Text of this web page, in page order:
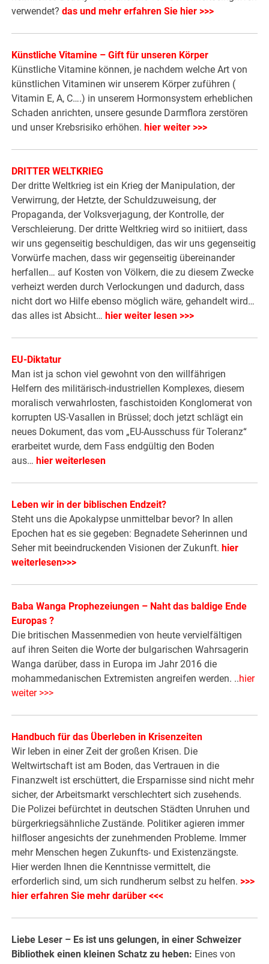
verwendet?das und mehr erfahren Sie hier >>>
Künstliche Vitamine – Gift für unseren Körper
Künstliche Vitamine können, je nachdem welche Art von
künstlichen Vitaminen wir unserem Körper zuführen (
Vitamin E, A, C….) in unserem Hormonsystem erheblichen
Schaden anrichten, unsere gesunde Darmflora zerstören
und unser Krebsrisiko erhöhen. hier weiter >>>
DRITTER WELTKRIEG
Der dritte Weltkrieg ist ein Krieg der Manipulation, der
Verwirrung, der Hetzte, der Schuldzuweisung, der
Propaganda, der Volksverjagung, der Kontrolle, der
Verschleierung. Der dritte Weltkrieg wird so initiiert, dass
wir uns gegenseitig beschuldigen, das wir uns gegenseitig
Vorwürfe machen, dass wir gegenseitig übereinander
herfallen… auf Kosten von Völkern, die zu diesem Zwecke
verheizt werden durch Verlockungen und dadurch, dass
nicht dort wo Hilfe ebenso möglich wäre, gehandelt wird…
das alles ist Absicht… hier weiter lesen >>>
EU-Diktatur
Man ist ja schon viel gewohnt von den willfährigen
Helfern des militärisch-industriellen Komplexes, diesem
moralisch verwahrlosten, faschistoiden Konglomerat von
korrupten US-Vasallen in Brüssel; doch jetzt schlägt ein
neues Dokument, das vom „EU-Ausschuss für Toleranz“
erarbeitet wurde, dem Fass endgültig den Boden
aus… hier weiterlesen
Leben wir in der biblischen Endzeit?
Steht uns die Apokalypse unmittelbar bevor? In allen
Epochen hat es sie gegeben: Begnadete Seherinnen und
Seher mit beeindruckenden Visionen der Zukunft. hier
weiterlesen>>>
Baba Wanga Prophezeiungen – Naht das baldige Ende
Europas ?
Die britischen Massenmedien von heute vervielfältigen
auf ihren Seiten die Worte der bulgarischen Wahrsagerin
Wanga darüber, dass in Europa im Jahr 2016 die
mohammedanischen Extremisten angreifen werden. ..hier
weiter >>>
Handbuch für das Überleben in Krisenzeiten
Wir leben in einer Zeit der großen Krisen. Die
Weltwirtschaft ist am Boden, das Vertrauen in die
Finanzwelt ist erschüttert, die Ersparnisse sind nicht mehr
sicher, der Arbeitsmarkt verschlechtert sich zusehends.
Die Polizei befürchtet in deutschen Städten Unruhen und
bürgerkriegsähnliche Zustände. Politiker agieren immer
hilfloser angesichts der zunehmenden Probleme. Immer
mehr Menschen hegen Zukunfts- und Existenzängste.
Hier werden Ihnen die Kenntnisse vermittelt, die
erforderlich sind, um sich rundherum selbst zu helfen. >>>
hier erfahren Sie mehr darüber <<<
Liebe Leser – Es ist uns gelungen, in einer Schweizer
Bibliothek einen kleinen Schatz zu heben: Eines von